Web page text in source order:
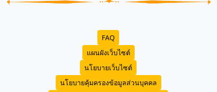
FAQ
แผนผังเว็บไซต์
นโยบายเว็บไซต์
นโยบายคุ้มครองข้อมูลส่วนบุคคล